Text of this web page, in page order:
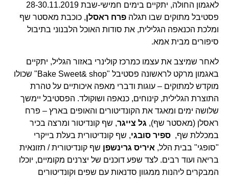
לאגמון החולה, יתקיים בימים חמישי-שבת 28-30.11.2019
פסטיבל מתוקים שבו תגלה פרח ראסלן, כוכבת מאסטר שף
ומלכת הכנאפה הגלילית, את סודות האוכל הלבנוני בתיבול
סיפורים מבית אמא.
לאחר שמיצב את עצמו כמרכז קולינרי באזור הגליל, יתקיים
באגמון מרקט לראשונה פסטיבל "Bake Sweet& shop" שכולו
מוקדש למתוקים – עוגות ודברי מאפה איכותיים על טהרת
התוצרת הגלילית, קינוחים, כנאפה ושוקולד. הפסטיבל יימשך
שלושה ימים ומאגד את הקונדיטורים והאופים בארץ – פרח
ראסלן (מאסטר שף), גל צייגר, שף קונדיטור ומרצה בכיר
במכללת שף, ספיר סובגי, שף קונדיטורית בעלת בייקרי
"סופגי" בבית הלל, איריס גרינשפן שף קונדיטורית / תזונאית
בריאה ועוד רבים. לצד שפע דוכנים של יצרנים מקומיים, יוכלו
המבקרים ליהנות ממגוון סדנאות עם שפים וקונדיטורים